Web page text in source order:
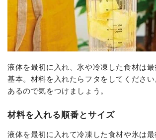
液体を最初に入れ、氷や冷凍した食材は
基本。材料を入れたらフタをしてくださ
あるので気をつけましょう。
材料を入れる順番とサイズ
液体を最初に入れて冷凍した食材や氷は